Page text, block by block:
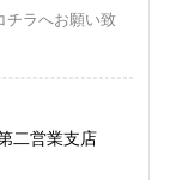
チラへお願い致
二営業支店